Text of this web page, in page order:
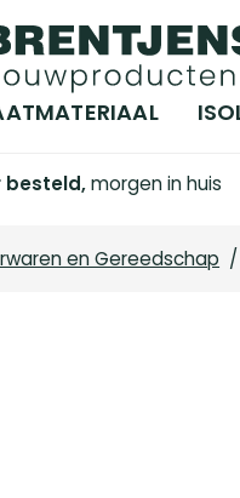
besteld,morgen in huis
en Gereedschap /